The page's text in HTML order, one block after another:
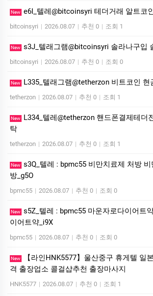
New e6I_텔레@bitcoinsyri 테더거래 알트코
bitcoinsyri | 2026.08.07 | 추천 0 | 조회 1
New s3J_텔래그램@bitcoinsyri 솔라나구입
bitcoinsyri | 2026.08.07 | 추천 0 | 조회 0
New L335_텔래그램@tetherzon 비트코인
tetherzon | 2026.08.07 | 추천 0 | 조회 1
New
L334_텔레@tetherzon 핸드폰결제테더
탁
tetherzon | 2026.08.07 | 추천 0 | 조회 1
New s3Q_텔레 : bpmc55 비만치료제 처방
방_g5O
bpmc55 | 2026.08.07 | 추천 0 | 조회 0
New s5Z_텔레 : bpmc55 마운자로다이어트
이어트약_i9X
bpmc55 | 2026.08.07 | 추천 0 | 조회 0
New
【라인HNK5577】울산중구 휴게텔 일
격 출장업소 콜걸샵추천 출장마사지
HNK5577 | 2026.08.07 | 추천 0 | 조회 1